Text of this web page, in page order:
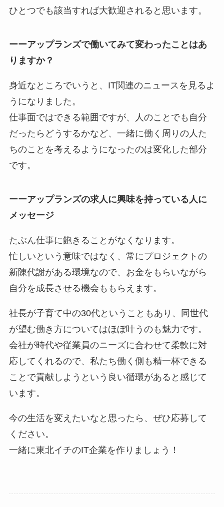
ひとつでも該当すれば大歓迎されると思います。
ーーアップランズで働いてみて変わったことはあ
りますか？
身近なところでいうと、IT関連のニュースを見るよ
うになりました。
仕事面ではできる範囲ですが、人のことでも自分
だったらどうするかなど、一緒に働く周りの人た
ちのことを考えるようになったのは変化した部分
です。
ーーアップランズの求人に興味を持っている人に
メッセージ
たぶん仕事に飽きることがなくなります。
忙しいという意味ではなく、常にプロジェクトの
新陳代謝がある環境なので、お金をもらいながら
自分を成長させる機会ももらえます。
社長が子育て中の30代ということもあり、同世代
が望む働き方についてはほぼ叶うのも魅力です。
会社が時代や従業員のニーズに合わせて柔軟に対
応してくれるので、私たち働く側も精一杯できる
ことで貢献しようという良い循環があると感じて
います。
今の生活を変えたいなと思ったら、ぜひ応募して
ください。
一緒に東北イチのIT企業を作りましょう！